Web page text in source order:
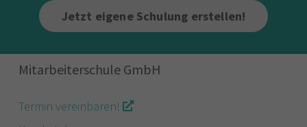
Jetzt eigene Schulung erstellen!
Mitarbeiterschule GmbH
Termin vereinbaren!